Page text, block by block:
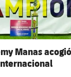
Manas